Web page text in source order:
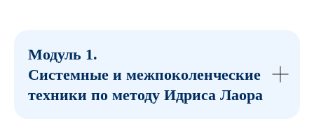
Модуль 1.
Системные и межпоколенческие
техники по методу Идриса Лаора